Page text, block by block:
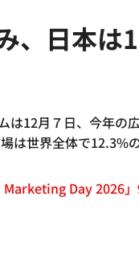
、日本
は12月７日、今年
は世界全体で
Day 2026」